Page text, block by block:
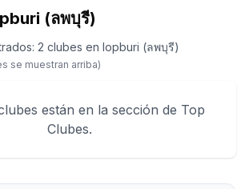
(ลพบุรี)
: 2 clubes en lopburi (ลพบุรี)
se muestran arriba)
están en la sección de Top
Clubes.